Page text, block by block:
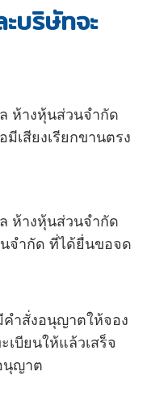
บริษัทจะ
ห้างหุ้นส่วนจำกัด
เสียงเรียกขานตรง
ห้างหุ้นส่วนจำกัด
จำกัด ที่ได้ยื่นขอจด
ำสั่งอนุญาตให้จอง
บียนให้แล้วเสร็จ
นุญาต